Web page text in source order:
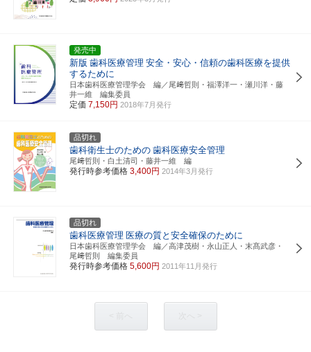
発売中
新版 歯科医療管理 安全・安心・信頼の歯科医療を提供
するために
日本歯科医療管理学会 編／尾﨑哲則・福澤洋一・瀬川洋・藤
井一維 編集委員
定価 7,150円 2018年7月発行
品切れ
歯科衛生士のための 歯科医療安全管理
尾﨑哲則・白土清司・藤井一維 編
発行時参考価格 3,400円 2014年3月発行
品切れ
歯科医療管理 医療の質と安全確保のために
日本歯科医療管理学会 編／高津茂樹・永山正人・末髙武彦・
尾﨑哲則 編集委員
発行時参考価格 5,600円 2011年11月発行